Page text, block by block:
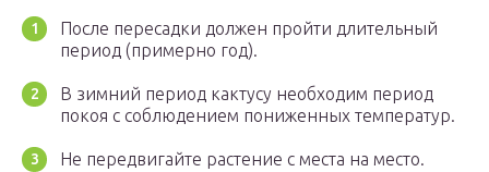
После пересадки должен пройти длительный
период (примерно год).
В зимний период кактусу необходим период
покоя с соблюдением пониженных температур.
Не передвигайте растение с места на место.